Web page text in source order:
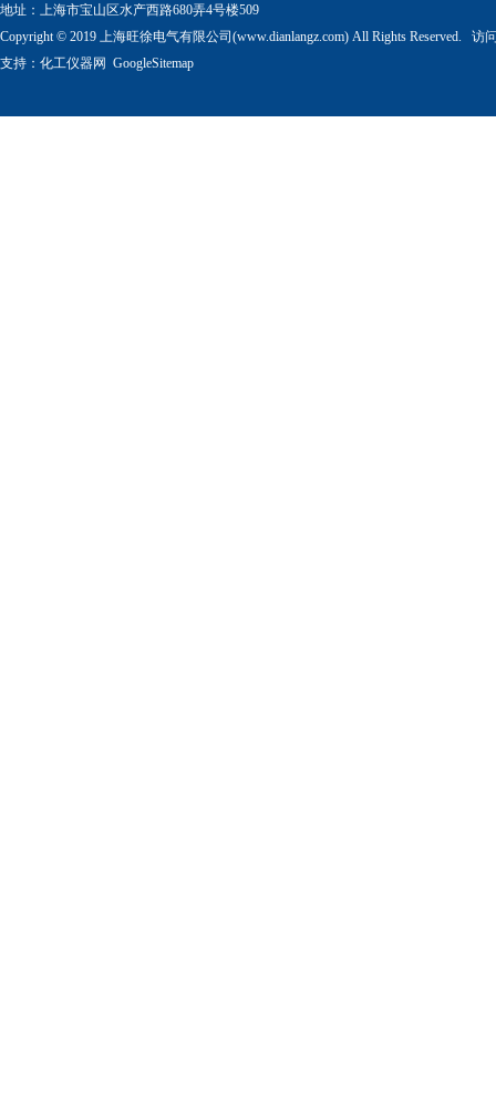
地址：上海市宝山区水产西路680弄4号楼509
Copyright © 2019 上海旺徐电气有限公司(www.dianlangz.com) All Rights Reserved. 访
支持： 化工仪器网 GoogleSitemap